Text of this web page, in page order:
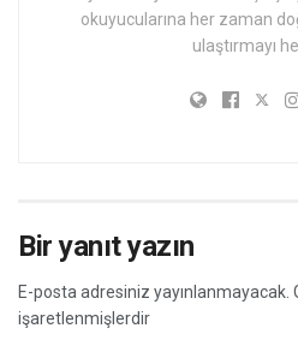
okuyucularına her zaman
ulaştırmayı
Bir yanıt yazın
E-posta adresiniz yayınlanmayacak.
işaretlenmişlerdir